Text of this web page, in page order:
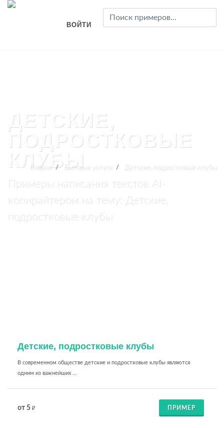
ВОЙТИ
ДЕТСКИЕ,
ПОДРОСТКОВЫЕ
КЛУБЫ
Примеры написания текстов AI-
копирайтером на тему: Детские,
подростковые клубы
Главная Бытовые услуги Детские, подростковые клубы
Детские, подростковые клубы
В современном обществе детские и подростковые клубы являются
одним из важнейших ...
от 5 ₽ ПРИМЕР